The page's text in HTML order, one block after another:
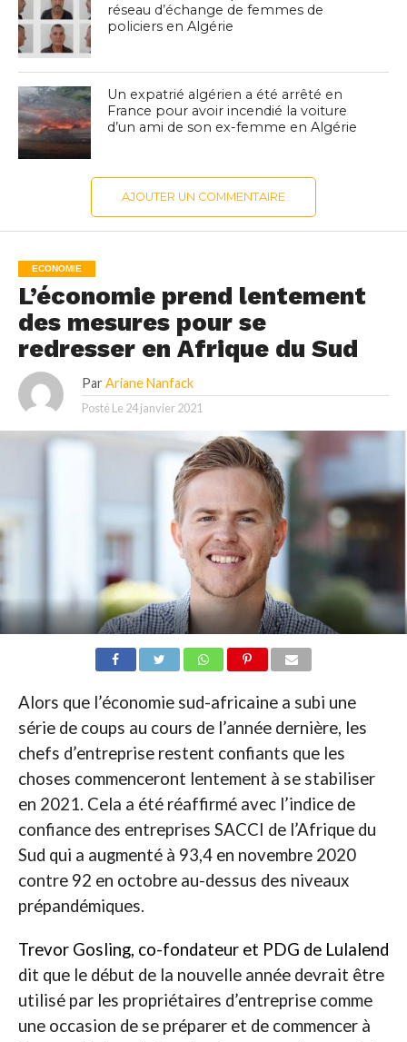
réseau d’échange de femmes de
policiers en Algérie
Un expatrié algérien a été arrêté en
France pour avoir incendié la voiture
d’un ami de son ex-femme en Algérie
AJOUTER UN COMMENTAIRE
ECONOMIE
L’économie prend lentement
des mesures pour se
redresser en Afrique du Sud
Par Ariane Nanfack
Posté Le 24 janvier 2021
Alors que l’économie sud-africaine a subi une
série de coups au cours de l’année dernière, les
chefs d’entreprise restent confiants que les
choses commenceront lentement à se stabiliser
en 2021. Cela a été réaffirmé avec l’indice de
confiance des entreprises SACCI de l’Afrique du
Sud qui a augmenté à 93,4 en novembre 2020
contre 92 en octobre au-dessus des niveaux
prépandémiques.
Trevor Gosling, co-fondateur et PDG de Lulalend
dit que le début de la nouvelle année devrait être
utilisé par les propriétaires d’entreprise comme
une occasion de se préparer et de commencer à